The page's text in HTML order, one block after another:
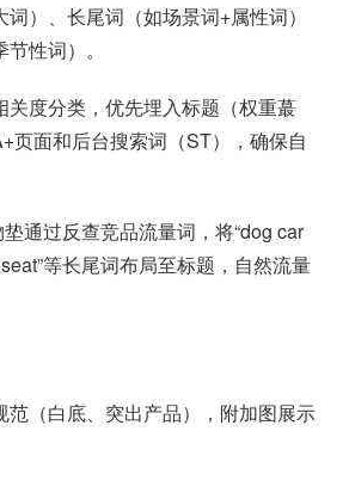
）、长尾词（如场景词+属性词）
性词）。
关度分类，优先埋入标题（权重蕞
页面和后台搜索词（ST），确保自
通过反查竞品流量词，将“dog car
等长尾词布局至标题，自然流量
范（白底、突出产品），附加图展示